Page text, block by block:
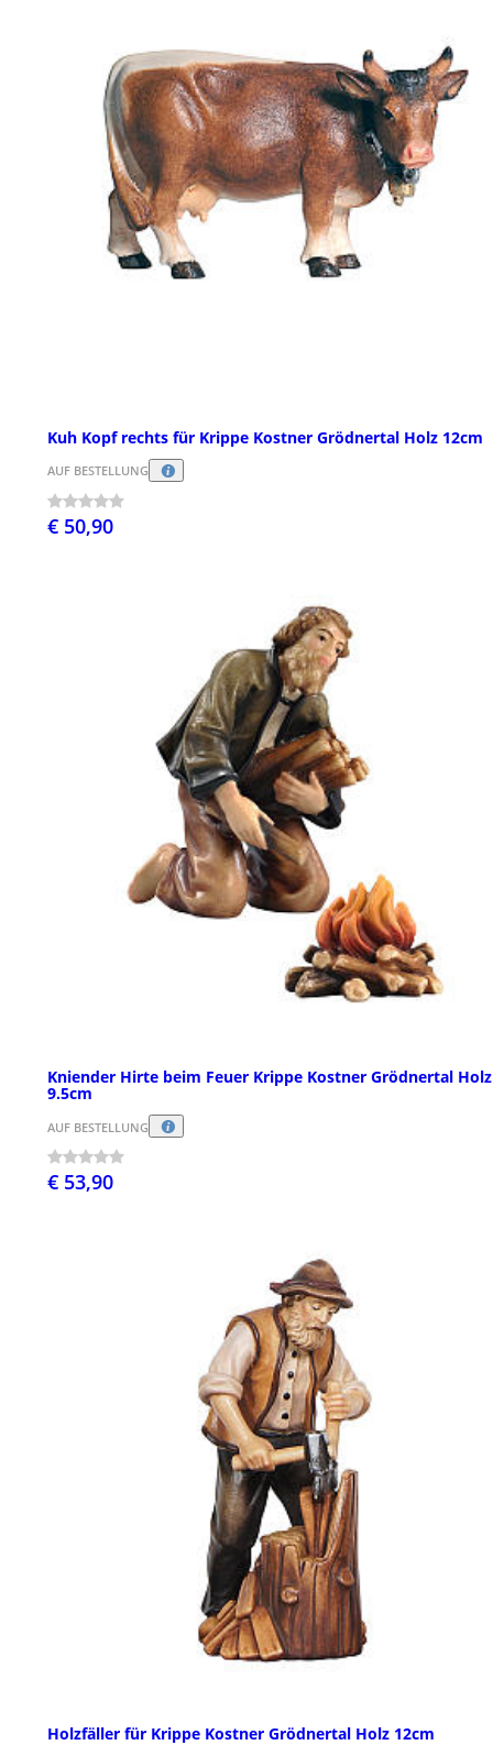
Kuh Kopf rechts für Krippe Kostner Grödnertal Holz 12cm
AUF BESTELLUNG
€ 50,90
Kniender Hirte beim Feuer Krippe Kostner Grödnertal Holz
9.5cm
AUF BESTELLUNG
€ 53,90
Holzfäller für Krippe Kostner Grödnertal Holz 12cm